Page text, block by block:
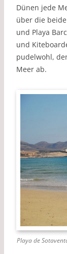
Dünen jede
über die
und Playa
und
pudelwohl,
Meer ab.
Playa de